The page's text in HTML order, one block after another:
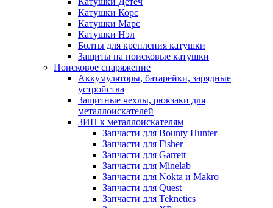
Катушки Корс
Катушки Марс
Катушки Нэл
Болты для крепления катушки
Защиты на поисковые катушки
Поисковое снаряжение
Аккумуляторы, батарейки, зарядные
устройства
Защитные чехлы, рюкзаки для
металлоискателей
ЗИП к металлоискателям
Запчасти для Bounty Hunter
Запчасти для Fisher
Запчасти для Garrett
Запчасти для Minelab
Запчасти для Nokta и Makro
Запчасти для Quest
Запчасти для Teknetics